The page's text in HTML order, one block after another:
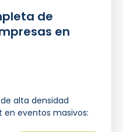
de
en
alta densidad
eventos masivos: